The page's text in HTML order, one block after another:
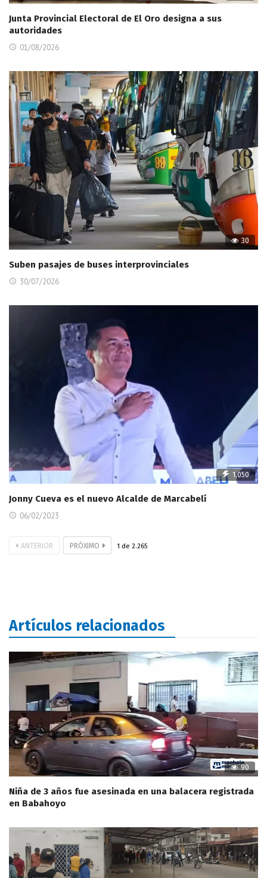
Junta Provincial Electoral de El Oro designa a sus
autoridades
01/08/2026
30
Suben pasajes de buses interprovinciales
30/07/2026
1,050
Jonny Cueva es el nuevo Alcalde de Marcabelí
06/02/2023
ANTERIOR PRÓXIMO 1 de 2.265
Artículos relacionados
90
Niña de 3 años fue asesinada en una balacera registrada
en Babahoyo